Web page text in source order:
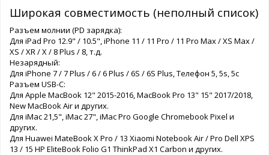
Широкая совместимость (неполный список)
Разъем молнии (PD зарядка):
Для iPad Pro 12.9" / 10.5", iPhone 11 / 11 Pro / 11 Pro Max / XS Max /
XS / XR / X / 8 Plus / 8, т.д.
Незарядный:
Для iPhone 7 / 7 Plus / 6 / 6 Plus / 6S / 6S Plus, Телефон 5, 5s, 5c
Разъем USB-C:
Для Apple MacBook 12" 2015-2016, MacBook Pro 13" 15" 2017/2018,
New MacBook Air и других.
Для iMac 21,5", iMac 27", iMac Pro Google Chromebook Pixel и
других.
Для Huawei MateBook X Pro / 13 Xiaomi Notebook Air / Pro Dell XPS
13 / 15 HP EliteBook Folio G1 ThinkPad X1 Carbon и других.